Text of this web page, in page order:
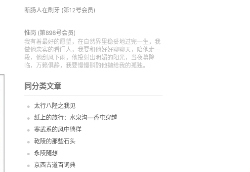
断肠人在刷牙 (第12号会员)
惟岗 (第898号会员)
我有着最好的愿望，在自然界里稳妥地过完一生，我
做他忠实的看门人，我要和他好好聊聊天，陪他走一
段，他刮风下雨，他投射出明媚的阳光，当夜幕降
临，万籁俱静，我要慢慢斟酌他抛给我的孤独。
同分类文章
太行八陉之我见
纸上的旅行：水泉沟—香屯穿越
寒武系的风中徜徉
乾陵的那些石头
永陵随想
京西古道百词典